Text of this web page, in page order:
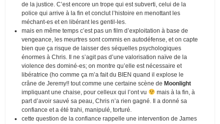
de la justice. C’est encore un trope qui est subverti, celui de la
police qui arrive à la fin et conclut l’histoire en menottant les
méchant-es et en libérant les gentil-les.
mais en même temps c’est pas un film d’exploitation à base de
vengeance, les meurtres sont commis en autodéfense, et on capte
bien que ça risque de laisser des séquelles psychologiques
énormes à Chris. Il ne s’agit pas d’une valorisation naïve de la
violence des dominé-es; on montre qu’elle est nécessaire et
libératrice (ho comme ça m’a fait du BIEN quand il explose le
crâne de Jeremy!! tout comme une certaine scène de Moonlight
impliquant une chaise, pour celleux qui l’ont vu
mais à la fin, à
part d’avoir sauvé sa peau, Chris n’a rien gagné. Il a donné sa
confiance et a été trahi, manipulé, torturé.
cette question de la confiance rappelle une intervention de James